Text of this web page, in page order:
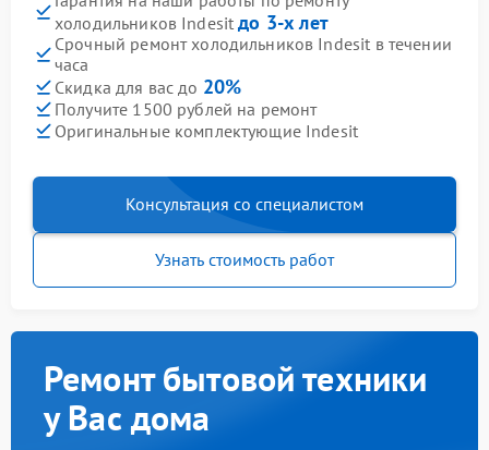
холодильников Indesitдо 3-х лет
Срочный ремонт холодильников Indesit в течении
часа
Скидка для вас до 20%
Получите 1500 рублей на ремонт
Оригинальные комплектующие Indesit
Консультация со специалистом
Узнать стоимость работ
Ремонт бытовой техники
у Вас дома